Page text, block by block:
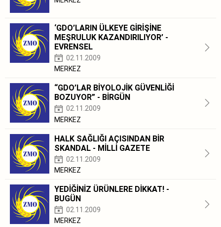
‘GDO’LARIN ÜLKEYE GİRİŞİNE
MEŞRULUK KAZANDIRILIYOR’ -
EVRENSEL
02.11.2009
MERKEZ
“GDO’LAR BİYOLOJİK GÜVENLİĞİ
BOZUYOR” - BİRGÜN
02.11.2009
MERKEZ
HALK SAĞLIĞI AÇISINDAN BİR
SKANDAL - MİLLİ GAZETE
02.11.2009
MERKEZ
YEDİĞİNİZ ÜRÜNLERE DİKKAT! -
BUGÜN
02.11.2009
MERKEZ